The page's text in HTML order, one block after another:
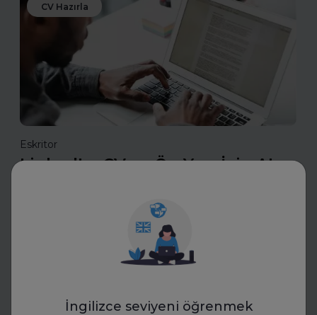
İngilizce seviyeni öğrenmek
CV Hazırla
Eskritor
LinkedIn, CV ve Ön Yazı İçin AI
LinkedIn, CV ve ön yazı için AI yazım araçları nasıl çalışır?
Bu araçlarla etkili özgeçmişler ve güçlü profiller
oluşturmanın püf noktalarını keşfedin.